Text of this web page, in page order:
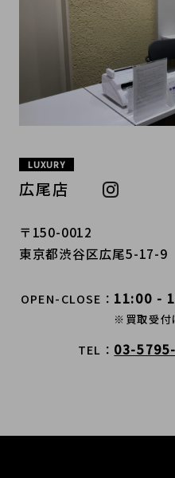
LUXURY
広尾店
〒150-0012
東京都渋谷区広尾5-17-9
OPEN-CLOSE 11:00 -
※買取受付
TEL 03-